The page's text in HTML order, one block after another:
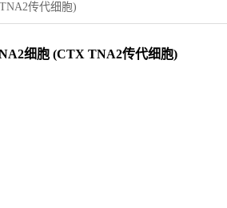
传代细胞)
细胞 (CTX TNA2传代细胞)